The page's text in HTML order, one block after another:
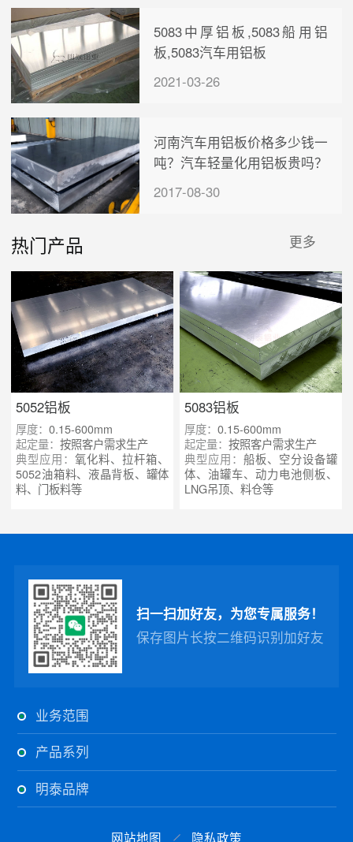
5083中厚铝板,5083船用铝
板,5083汽车用铝板
2021-03-26
河南汽车用铝板价格多少钱一
吨？汽车轻量化用铝板贵吗？
2017-08-30
热门产品 更多
5052铝板
厚度：0.15-600mm
起定量：按照客户需求生产
典型应用：氧化料、拉杆箱、
5052油箱料、液晶背板、罐体
料、门板料等
5083铝板
厚度： 0.15-600mm
起定量： 按照客户需求生产
典型应用： 船板、空分设备罐
体、油罐车、动力电池侧板、
LNG吊顶、料仓等
扫一扫加好友，为您专属服务！
保存图片长按二维码识别加好友
业务范围
产品系列
明泰品牌
网站地图 隐私政策